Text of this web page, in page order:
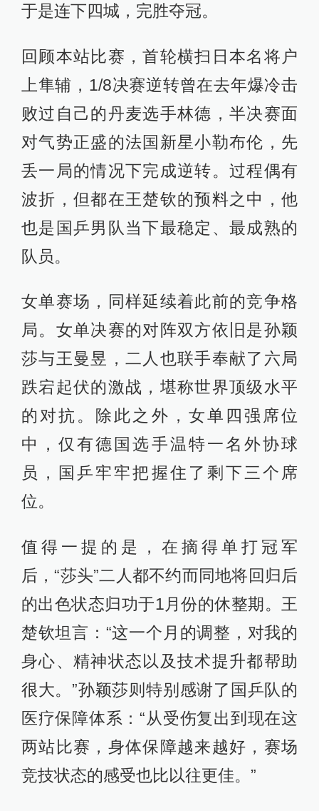
于是连下四城，完胜夺冠。
回顾本站比赛，首轮横扫日本名将户
上隼辅，1/8决赛逆转曾在去年爆冷击
败过自己的丹麦选手林德，半决赛面
对气势正盛的法国新星小勒布伦，先
丢一局的情况下完成逆转。过程偶有
波折，但都在王楚钦的预料之中，他
也是国乒男队当下最稳定、最成熟的
队员。
女单赛场，同样延续着此前的竞争格
局。女单决赛的对阵双方依旧是孙颖
莎与王曼昱，二人也联手奉献了六局
跌宕起伏的激战，堪称世界顶级水平
的对抗。除此之外，女单四强席位
中，仅有德国选手温特一名外协球
员，国乒牢牢把握住了剩下三个席
位。
值得一提的是，在摘得单打冠军
后，“莎头”二人都不约而同地将回归后
的出色状态归功于1月份的休整期。王
楚钦坦言：“这一个月的调整，对我的
身心、精神状态以及技术提升都帮助
很大。”孙颖莎则特别感谢了国乒队的
医疗保障体系：“从受伤复出到现在这
两站比赛，身体保障越来越好，赛场
竞技状态的感受也比以往更佳。”